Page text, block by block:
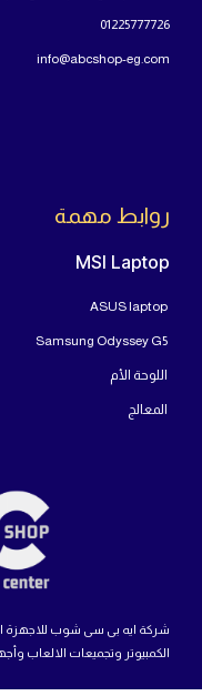
01225777726
info@abcshop-eg.com
روابط مهمة
MSI Laptop
ASUS laptop
Samsung Odyssey G5
اللوحة الأم
المعالج
شركة ايه بى سى شوب للاجهزة
الكمبيوتر وتجميعات الالعاب